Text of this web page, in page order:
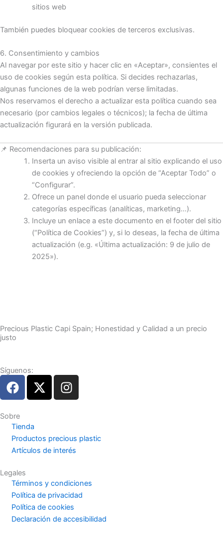
sitios web
También puedes bloquear cookies de terceros exclusivas.
6. Consentimiento y cambios
Al navegar por este sitio y hacer clic en «Aceptar», consientes el
uso de cookies según esta política. Si decides rechazarlas,
algunas funciones de la web podrían verse limitadas.
Nos reservamos el derecho a actualizar esta política cuando sea
necesario (por cambios legales o técnicos); la fecha de última
actualización figurará en la versión publicada.
📌 Recomendaciones para su publicación:
Inserta un aviso visible al entrar al sitio explicando el uso
de cookies y ofreciendo la opción de “Aceptar Todo” o
“Configurar”.
Ofrece un panel donde el usuario pueda seleccionar
categorías específicas (analíticas, marketing…).
Incluye un enlace a este documento en el footer del sitio
(“Política de Cookies”) y, si lo deseas, la fecha de última
actualización (e.g. «Última actualización: 9 de julio de
2025»).
Precious Plastic Capi Spain; Honestidad y Calidad a un precio
justo
Síguenos:
F
a
e
b
o
o
k
X
-
t
t
r
I
n
g
r
m
Sobre
Tienda
Productos precious plastic
Artículos de interés
Legales
Términos y condiciones
Política de privacidad
Política de cookies
Declaración de accesibilidad